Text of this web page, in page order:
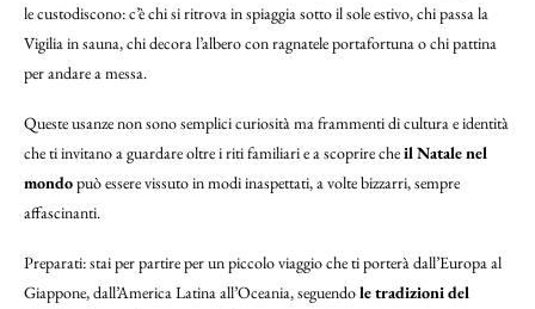
le custodiscono: c’è chi si ritrova in spiaggia sotto il sole estivo, chi passa la
Vigilia in sauna, chi decora l’albero con ragnatele portafortuna o chi pattina
per andare a messa.
Queste usanzenon sono semplici curiosità ma frammenti di cultura e identità
che ti invitano a guardare oltre i riti familiari e a scoprire cheil Natale nel
mondopuò essere vissuto in modi inaspettati, a volte bizzarri, sempre
affascinanti.
Preparati: stai per partire per un piccolo viaggio che ti porterà dall’Europa al
Giappone, dall’America Latina all’Oceania, seguendole tradizioni del